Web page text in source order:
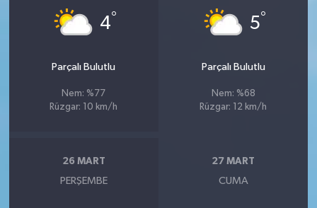
4°
Parçalı Bulutlu
Nem: %77
Rüzgar: 10 km/h
5°
Parçalı Bulutlu
Nem: %68
Rüzgar: 12 km/h
26 MART
PERŞEMBE
27 MART
CUMA